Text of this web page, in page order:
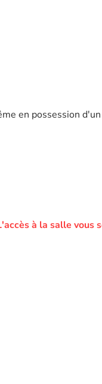
en possession
à la salle vous